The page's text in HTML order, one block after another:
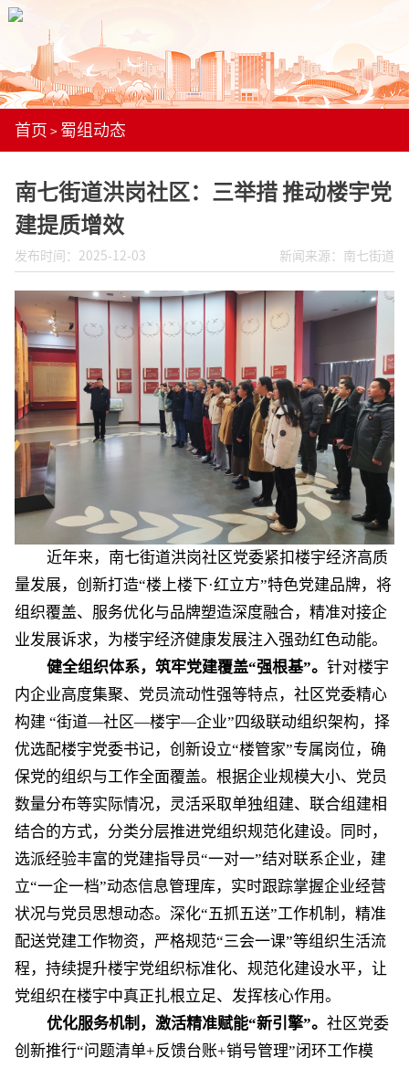
首页 > 蜀组动态
南七街道洪岗社区：三举措 推动楼宇党
建提质增效
发布时间：2025-12-03 新闻来源：南七街道
近年来， 南七街道洪岗社区党委紧扣楼宇经济高质
量发展， 创新打造“楼上楼下 ·红立方”特色党建品牌，将
组织覆盖、服务优化与品牌塑造深度融合，精准对接企
业发展诉求，为楼宇经济健康发展注入强劲红色动能。
健全组织体系，筑牢党建覆盖“强根基”。 针对楼宇
内企业高度集聚、党员流动性强等特点，社区党委精心
构建 “街道—社区—楼宇—企业”四级联动组织架构，择
优选配楼宇党委书记，创新设立“楼管家”专属岗位，确
保党的组织与工作全面覆盖。根据企业规模大小、党员
数量分布等实际情况，灵活采取单独组建、联合组建相
结合的方式，分类分层推进党组织规范化建设。同时，
选派经验丰富的党建指导员“一对一”结对联系企业，建
立“一企一档”动态信息管理库，实时跟踪掌握企业经营
状况与党员思想动态。深化“五抓五送”工作机制，精准
配送党建工作物资，严格规范“三会一课”等组织生活流
程，持续提升楼宇党组织标准化、规范化建设水平，让
党组织在楼宇中真正扎根立足、发挥核心作用。
优化服务机制，激活精准赋能“新引擎”。 社区党委
创新推行“问题清单+反馈台账+销号管理”闭环工作模